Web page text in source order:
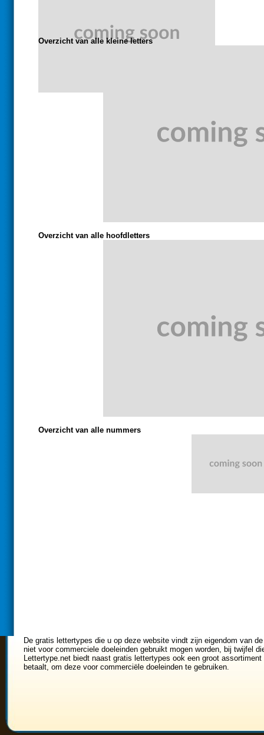
Overzicht van alle kleine letters
Overzicht van alle hoofdletters
Overzicht van alle nummers
De gratis lettertypes die u op deze website vindt zijn eigendom van
niet voor commerciele doeleinden gebruikt mogen worden, bij twijfel
Lettertype.net biedt naast gratis lettertypes ook een groot
betaalt, om deze voor commerciële doeleinden te gebruiken.